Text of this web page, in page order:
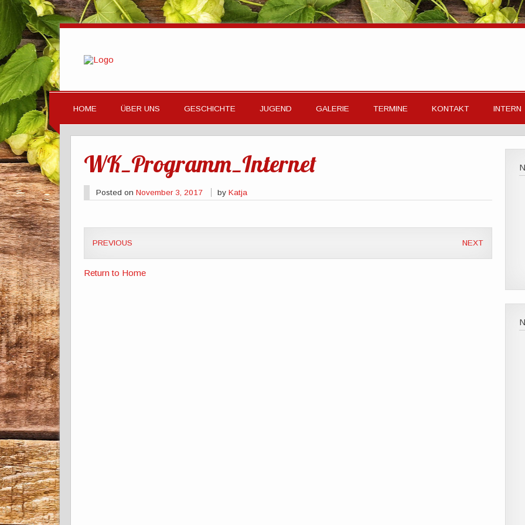
HOME ÜBER UNS GESCHICHTE JUGEND GALERIE TERMINE KONTAKT INTERN
WK_Programm_Internet
Posted on November 3, 2017 byKatja
PREVIOUS NEXT
Return to Home